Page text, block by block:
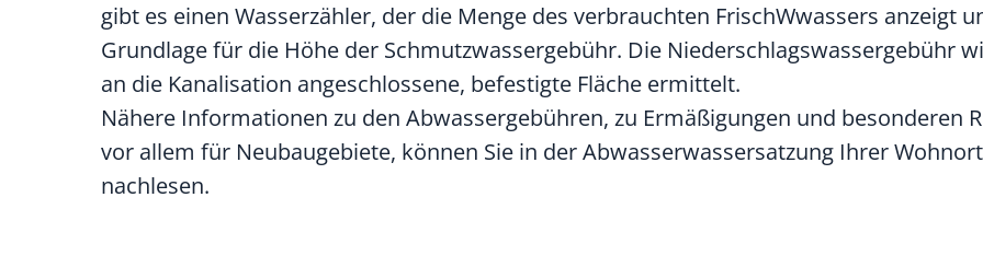
gibt es einen Wasserzähler, der die Menge des verbrauchten FrischWwassers anzeigt
Grundlage für die Höhe der Schmutzwassergebühr. Die Niederschlagswassergebühr
an die Kanalisation angeschlossene, befestigte Fläche ermittelt.
Nähere Informationen zu den Abwassergebühren, zu Ermäßigungen und besonderen
vor allem für Neubaugebiete, können Sie in der Abwasserwassersatzung Ihrer
nachlesen.